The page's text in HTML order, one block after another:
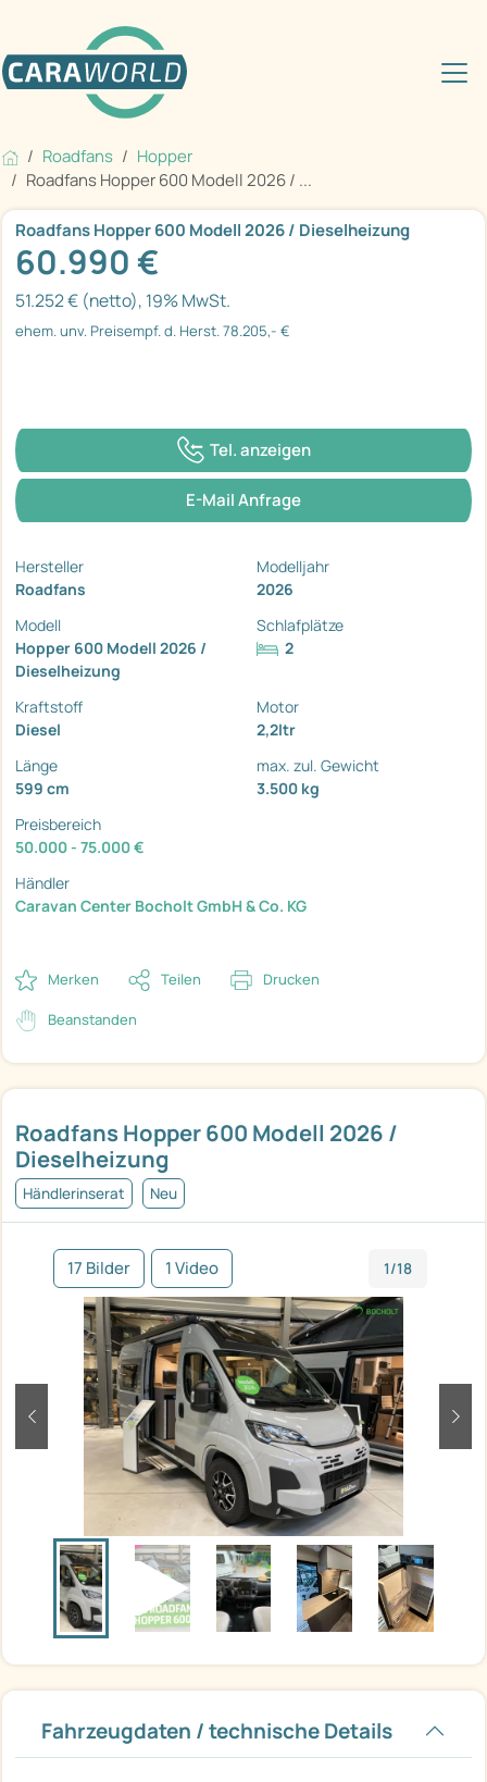
Roadfans
Hopper
Roadfans Hopper 600 Modell 2026 / ...
Roadfans Hopper 600 Modell 2026 /
Dieselheizung
Händlerinserat Neu
17 Bilder 1 Video 1/18
zurück
Fahrzeugdaten / technische Details
Roadfans Hopper 600 Modell 2026 / Dieselheizung
60.990 €
51.252 € (netto), 19% MwSt.
ehem. unv. Preisempf. d. Herst. 78.205,- €
Tel. anzeigen
E-Mail Anfrage
Hersteller
Roadfans
Modelljahr
2026
Modell
Hopper 600 Modell 2026 /
Dieselheizung
Schlafplätze
2
Kraftstoff
Diesel
Motor
2,2ltr
Länge
599 cm
max. zul. Gewicht
3.500 kg
Preisbereich
50.000 - 75.000 €
Händler
Caravan Center Bocholt GmbH & Co. KG
Merken Teilen Drucken
Beanstanden